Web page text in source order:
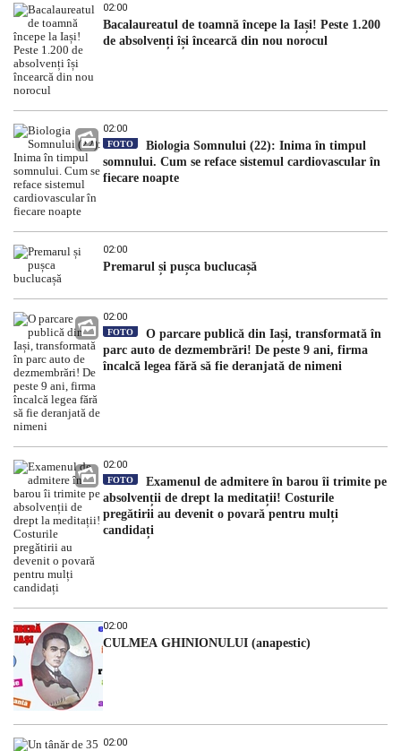
02:00
Bacalaureatul de toamnă începe la Iași! Peste 1.200
de absolvenți își încearcă din nou norocul
02:00
FOTO
Biologia Somnului (22): Inima în timpul
somnului. Cum se reface sistemul cardiovascular în
fiecare noapte
02:00
Premarul și pușca buclucașă
02:00
FOTO
O parcare publică din Iași, transformată în
parc auto de dezmembrări! De peste 9 ani, firma
încalcă legea fără să fie deranjată de nimeni
02:00
FOTO
Examenul de admitere în barou îi trimite pe
absolvenții de drept la meditații! Costurile
pregătirii au devenit o povară pentru mulți
candidați
02:00
CULMEA GHINIONULUI (anapestic)
02:00